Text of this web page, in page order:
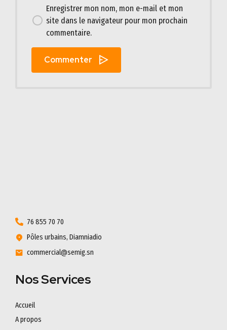
Enregistrer mon nom, mon e-mail et mon
site dans le navigateur pour mon prochain
commentaire.
Commenter
76 855 70 70
Pôles urbains, Diamniadio
commercial@semig.sn
Nos Services
Accueil
A propos